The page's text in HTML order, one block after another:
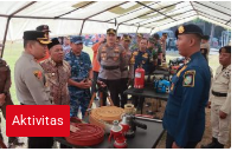
Aktivitas